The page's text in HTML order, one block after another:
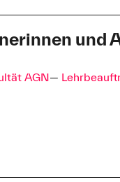
08:00 - 12:00 und 13:00
09:00 - 12:00 und 13:00
und
AGN—